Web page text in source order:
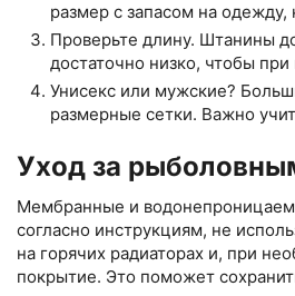
размер с запасом на
Проверьте длину. Штанины
достаточно низко, чтобы
Унисекс или мужские?
размерные сетки. Важно
Уход за
Мембранные и
согласно инструкциям, не
на горячих радиаторах и, при
покрытие. Это поможет